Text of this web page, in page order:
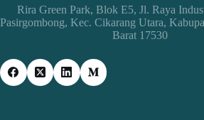
Rira Green Park, Blok E5, Jl. Raya
Pasirgombong, Kec. Cikarang Utara,
Barat 17530